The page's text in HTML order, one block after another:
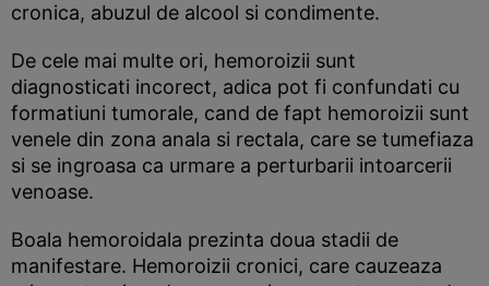
cronica, abuzul de alcool si condimente.
De cele mai multe ori, hemoroizii sunt
diagnosticati incorect, adica pot fi confundati cu
formatiuni tumorale, cand de fapt hemoroizii sunt
venele din zona anala si rectala, care se tumefiaza
si se ingroasa ca urmare a perturbarii intoarcerii
venoase.
Boala hemoroidala prezinta doua stadii de
manifestare. Hemoroizii cronici, care cauzeaza